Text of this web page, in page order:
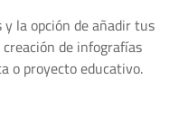
la opción de añadir tus
de infografías
o proyecto educativo.